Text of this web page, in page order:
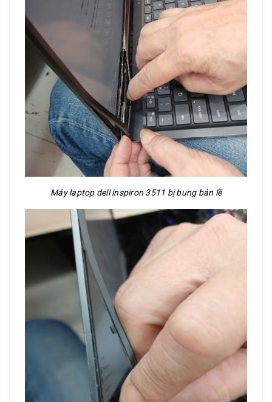
Máy laptop dell inspiron 3511 bị bung bản lề